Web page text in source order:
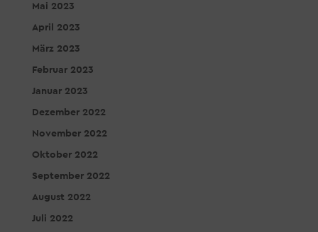
Mai 2023
April 2023
März 2023
Februar 2023
Januar 2023
Dezember 2022
November 2022
Oktober 2022
September 2022
August 2022
Juli 2022